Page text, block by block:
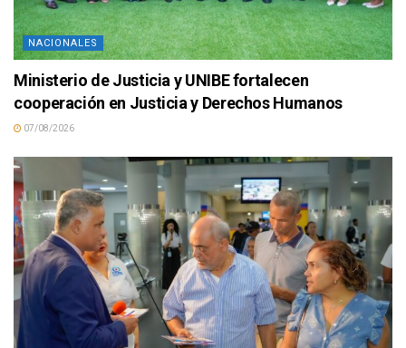
NACIONALES
Ministerio de Justicia y UNIBE fortalecen
cooperación en Justicia y Derechos Humanos
07/08/2026